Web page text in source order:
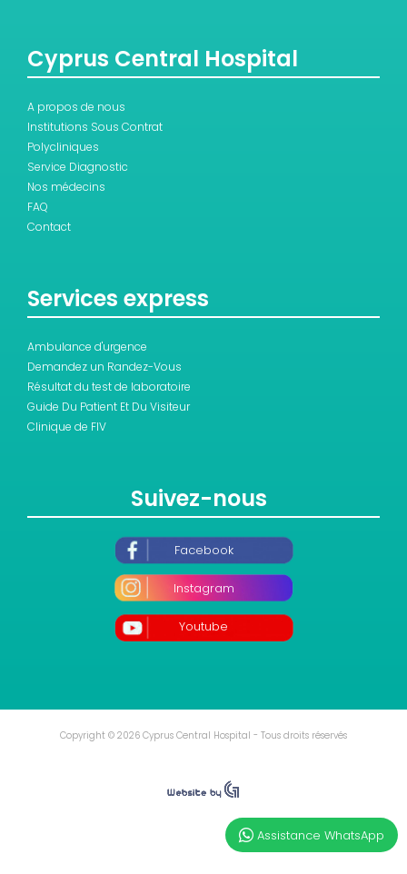
Cyprus Central Hospital
A propos de nous
Institutions Sous Contrat
Polycliniques
Service Diagnostic
Nos médecins
FAQ
Contact
Services express
Ambulance d'urgence
Demandez un Randez-Vous
Résultat du test de laboratoire
Guide Du Patient Et Du Visiteur
Clinique de FIV
Suivez-nous
Facebook
Instagram
Youtube
Copyright © 2026 Cyprus Central Hospital - Tous droits réservés
Assistance WhatsApp